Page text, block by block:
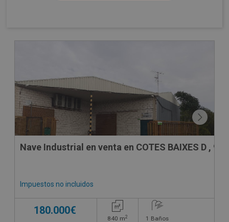
Nave Industrial en venta en COTES BAIXES D , 9
Impuestos no incluidos
180.000€
840 m2 1 Baños